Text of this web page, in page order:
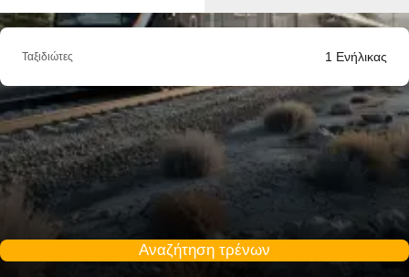
Ταξιδιώτες 1 Ενήλικας
Αναζήτηση τρένων